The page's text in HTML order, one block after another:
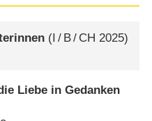
(I / B/ CH 2025)
Liebe in Gedanken